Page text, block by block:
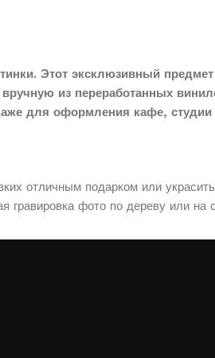
Этот эксклюзивный
из переработанных
для оформления кафе, студии
отличным подарком или
гравировка фото по дереву или